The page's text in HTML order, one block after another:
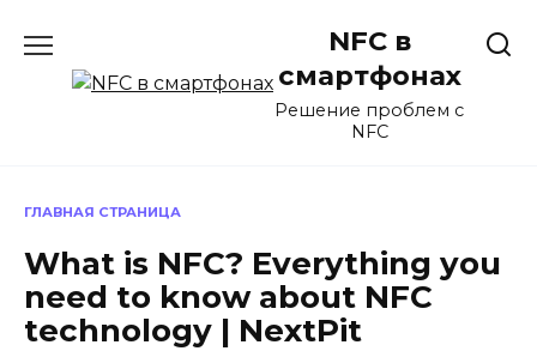
содержанию
NFC в
смартфонах
Решение проблем с
NFC
ГЛАВНАЯ СТРАНИЦА
What is NFC? Everything you
need to know about NFC
technology | NextPit